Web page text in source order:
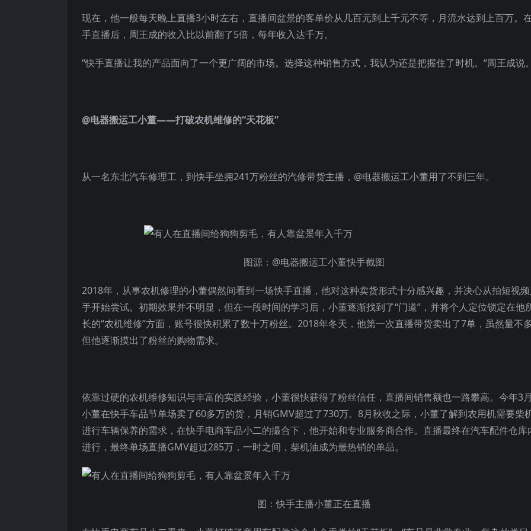
现在，他一般每天晚上直播3小时左右，直播间盆景的客单价从几百元到上千元不等，月流水达到上百万。
手直播后，周王成的收入比以前翻了5倍，每年收入达千万。
“快手直播让我的产品面向了一个更广阔的市场。选择这种销售方式，我认为还是把握住了时机。“周王成说
@电器搬运工小董——打破农机维修的“天花板”
从一名东北汽车修理工，到快手坐拥241万粉丝的汽修带货主播，@电器搬运工小董用了不到三年。
图源：@电器搬运工小董快手截图
2018年，从事农机修理的小董偶然间看到一场快手直播，他对这种卖货形式十分感兴趣，并决心从拍短视
手开始尝试。初期效果并不明显，但在一段时间的学习后，小董逐渐找到了“门道”，并将个人定位锁定在他
长的“农机维修”方面，账号很快积累了数十万粉丝。2018年冬天，他第一次直播带货卖出了7单，虽然量不
但他逐渐摸出了粉丝的购物需求。
依靠过硬的农机维修知识与丰富的实践经验，小董很快获得了粉丝信任，直播间销售额也一路攀高。今年3
小董在快手车品节单场卖了60多万的货，月销GMV超过了730万。8月秋收之际，小董了解到农用机需要柴
进行车辆保养的需求，在快手电商车品小二的撮合下，他开始和专业服务商合作。直播最终在汽车配件仓库
进行，最终单场直播GMV超过285万，一时之间，柴机油成为最热销的单品。
图：快手主播小董正在直播